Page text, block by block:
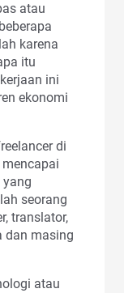
atau
karena
itu
ini
ekonomi
di
yang
seorang
translator,
dan masing
atau